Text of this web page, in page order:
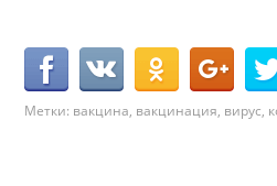
Метки: вакцина, вакцинация, вирус,